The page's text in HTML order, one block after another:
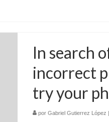
In search
incorrect
try your
por Gabriel Gutierrez López |